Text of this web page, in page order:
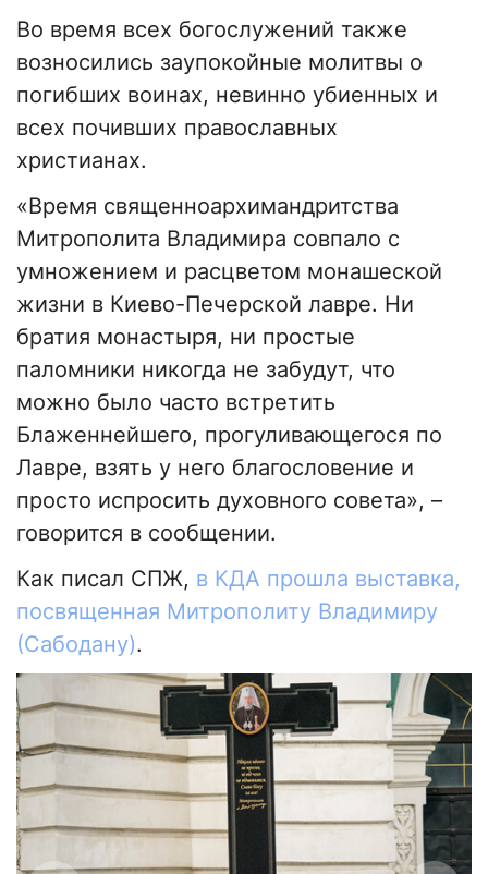
Во время всех богослужений также
возносились заупокойные молитвы о
погибших воинах, невинно убиенных и
всех почивших православных
христианах.
«Время священноархимандритства
Митрополита Владимира совпало с
умножением и расцветом монашеской
жизни в Киево-Печерской лавре. Ни
братия монастыря, ни простые
паломники никогда не забудут, что
можно было часто встретить
Блаженнейшего, прогуливающегося по
Лавре, взять у него благословение и
просто испросить духовного совета», –
говорится в сообщении.
Как писал СПЖ, в КДА прошла выставка,
посвященная Митрополиту Владимиру
(Сабодану).